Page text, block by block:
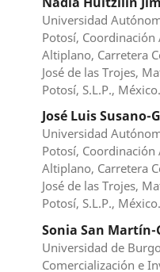
Universidad
Potosí, Coordinación
Altiplano, Carretera
José de las Trojes,
Potosí, S.L.P.,
José Luis Susano-
Universidad
Potosí, Coordinación
Altiplano, Carretera
José de las Trojes,
Potosí, S.L.P.,
Sonia San
Universidad de
Comercialización e